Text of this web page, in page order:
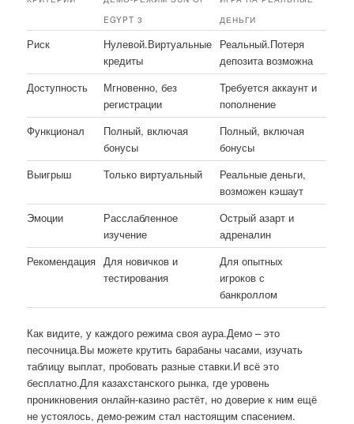
EGYPT 3
ДЕНЬГИ
Риск
Нулевой.Виртуальные
кредиты
Реальный.Потеря
депозита возможна
Доступность
Мгновенно, без
регистрации
Требуется аккаунт и
пополнение
Функционал
Полный, включая
бонусы
Полный, включая
бонусы
Выигрыш
Только виртуальный
Реальные деньги,
возможен кэшаут
Эмоции
Расслабленное
изучение
Острый азарт и
адреналин
Рекомендация Для новичков и
тестирования
Для опытных
игроков с
банкроллом
Как видите, у каждого режима своя аура.Демо – это
песочница.Вы можете крутить барабаны часами, изучать
таблицу выплат, пробовать разные ставки.И всё это
бесплатно.Для казахстанского рынка, где уровень
проникновения онлайн-казино растёт, но доверие к ним ещё
не устоялось, демо-режим стал настоящим спасением.